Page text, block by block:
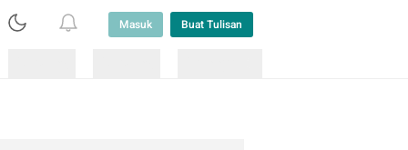
Masuk Buat Tulisan